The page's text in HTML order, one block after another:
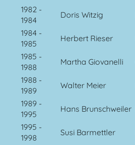
1982 -
1984
Doris Witzig
1984 -
1985
Herbert Rieser
1985 -
1988
Martha Giovanelli
1988 -
1989
Walter Meier
1989 -
1995
Hans Brunschweiler
1995 -
1998
Susi Barmettler